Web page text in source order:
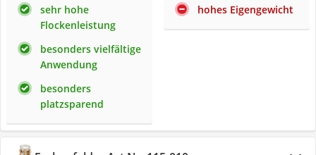
sehr hohe
Flockenleistung
besonders vielfältige
Anwendung
besonders
platzsparend
hohes Eigengewicht